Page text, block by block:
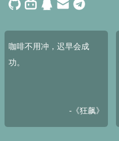
咖啡不用冲，迟早会成
功。
-《狂飙》